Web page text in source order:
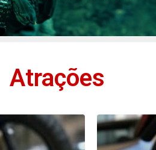
Atrações